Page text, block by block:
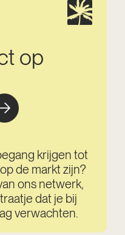
op
krijgen tot
de markt zijn?
ons netwerk,
dat je bij
verwachten.